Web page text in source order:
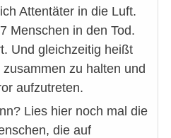
Attentäter in die Luft.
Menschen in den Tod.
Und gleichzeitig heißt
zu halten und
aufzutreten.
Lies hier noch mal die
die auf